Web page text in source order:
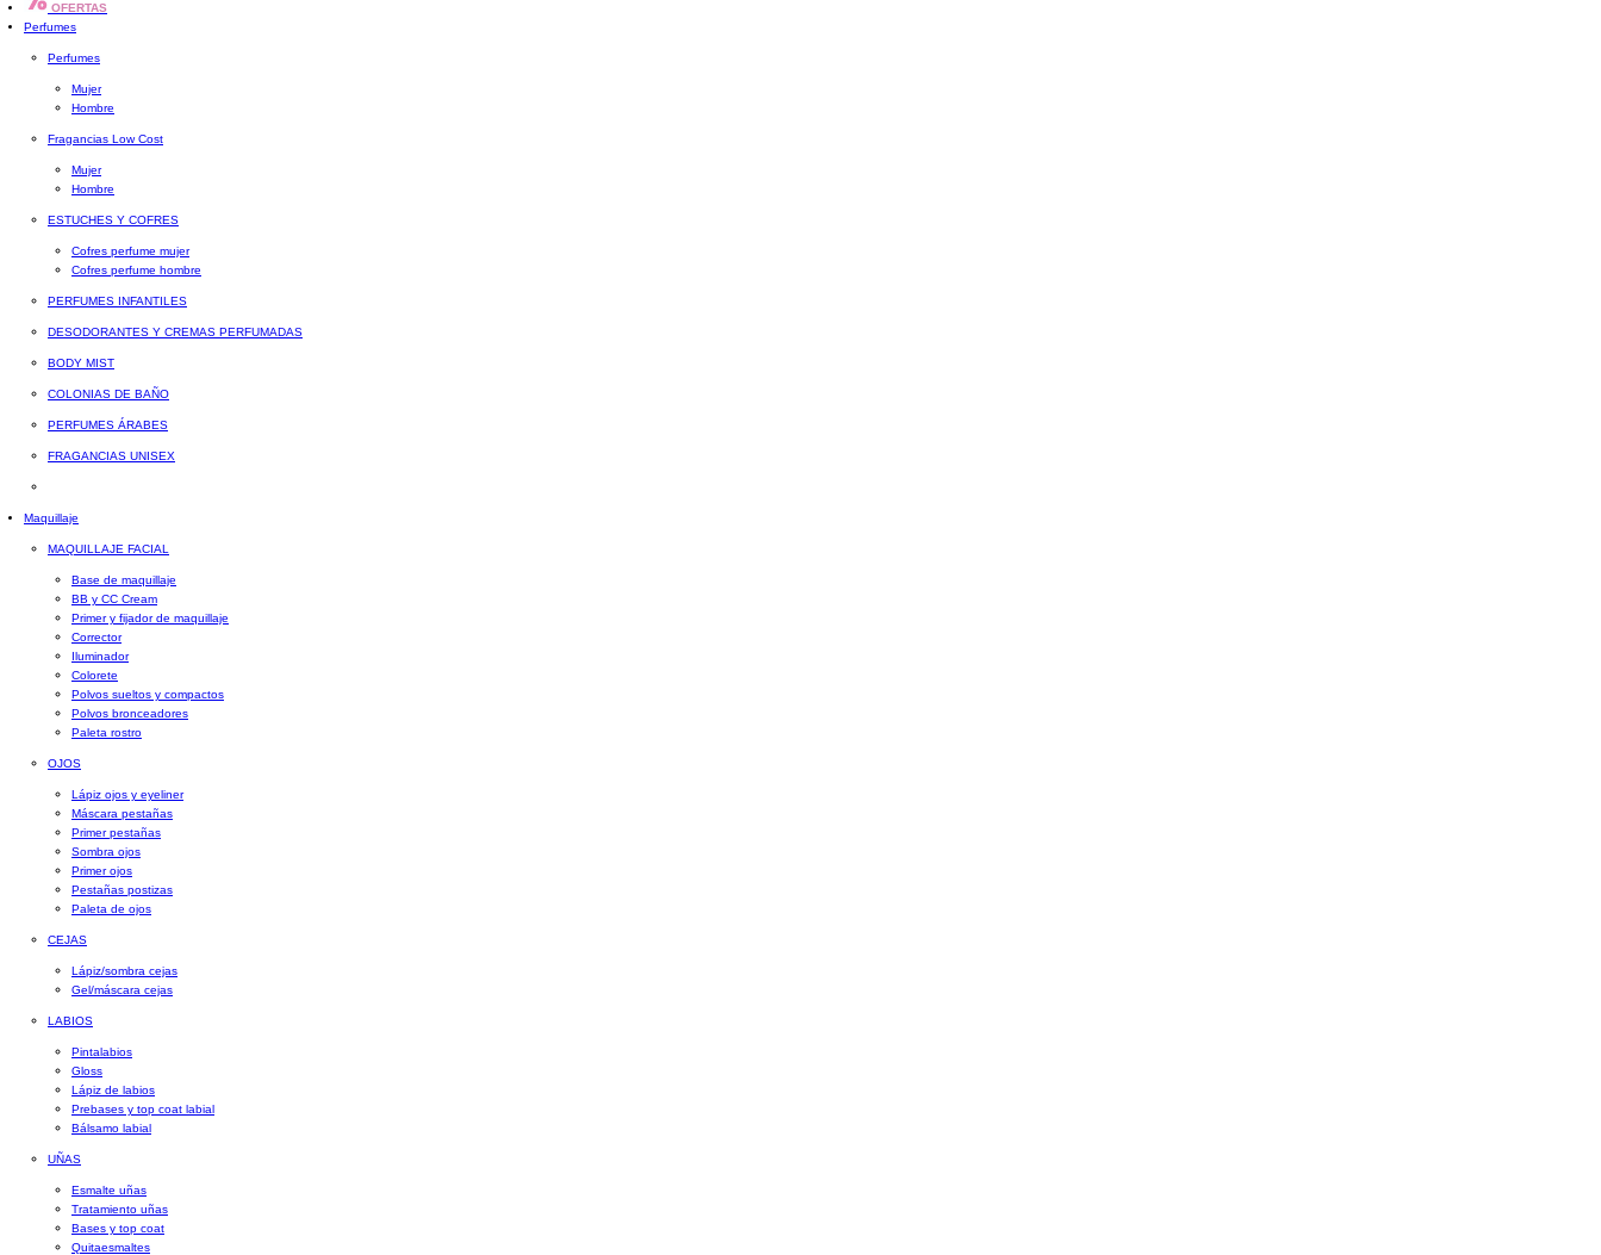
OFERTAS
Perfumes
Perfumes
Mujer
Hombre
Fragancias Low Cost
Mujer
Hombre
ESTUCHES Y COFRES
Cofres perfume mujer
Cofres perfume hombre
PERFUMES INFANTILES
DESODORANTES Y CREMAS PERFUMADAS
BODY MIST
COLONIAS DE BAÑO
PERFUMES ÁRABES
FRAGANCIAS UNISEX
Maquillaje
MAQUILLAJE FACIAL
Base de maquillaje
BB y CC Cream
Primer y fijador de maquillaje
Corrector
Iluminador
Colorete
Polvos sueltos y compactos
Polvos bronceadores
Paleta rostro
OJOS
Lápiz ojos y eyeliner
Máscara pestañas
Primer pestañas
Sombra ojos
Primer ojos
Pestañas postizas
Paleta de ojos
CEJAS
Lápiz/sombra cejas
Gel/máscara cejas
LABIOS
Pintalabios
Gloss
Lápiz de labios
Prebases y top coat labial
Bálsamo labial
UÑAS
Esmalte uñas
Tratamiento uñas
Bases y top coat
Quitaesmaltes